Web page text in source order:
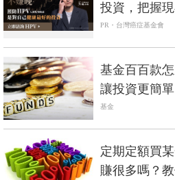
投資，把握現
PR・台灣癌症基金會
基金百百款
讓投資更簡
基金
定期定額買
賺很多嗎？